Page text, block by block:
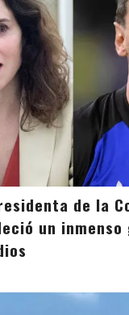
de la
un inmenso